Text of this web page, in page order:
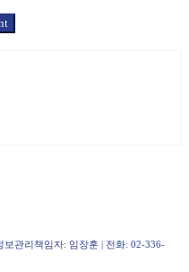
관리책임자: 임장훈 | 전화: 02-336-